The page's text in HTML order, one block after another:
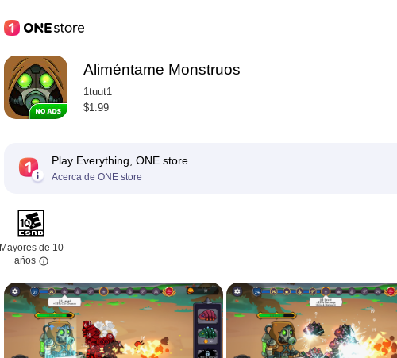
Aliméntame Monstruos
1tuut1
$1.99
Play Everything, ONE store
Acerca de ONE store
Mayores de 10
años